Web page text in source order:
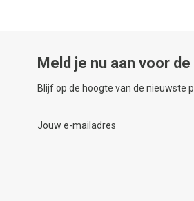
Meld je nu aan voor
Blijf op de hoogte van de nieuwste